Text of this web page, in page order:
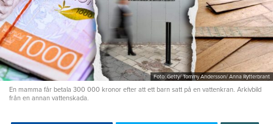
Foto: Getty/ Tommy Andersson/ Anna Rytterbrant
En mamma får betala 300 000 kronor efter att ett barn satt på en vattenkran. Arkivbild
från en annan vattenskada.